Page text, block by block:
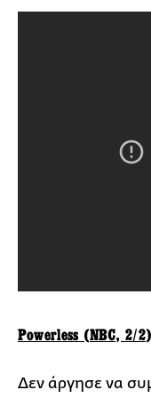
Powerless (NBC, 2/2)
Δεν άργησε να